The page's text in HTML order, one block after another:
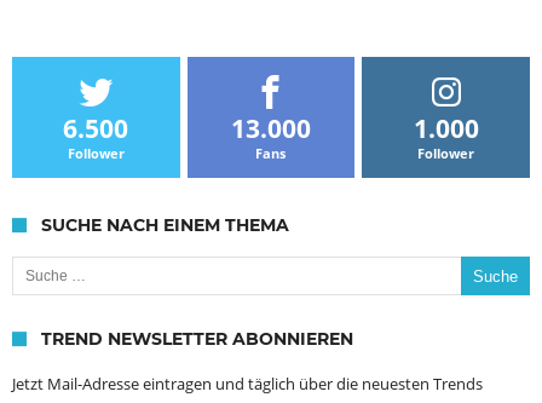
6.500
Follower
13.000
Fans
1.000
Follower
SUCHE NACH EINEM THEMA
Suche nach:
TREND NEWSLETTER ABONNIEREN
Jetzt Mail-Adresse eintragen und täglich über die neuesten Trends